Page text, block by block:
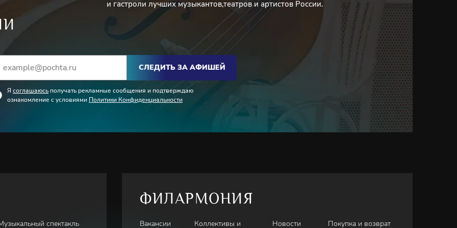
недель искусств
рисования песком/
интерьера,
для кино и сериалов;
и гастроли лучших музыкантов,театров и артистов России.
СЛЕДИТЬ ЗА АФИШЕЙ
Я соглашаюсь получать рекламные сообщения и подтверждаю
ознакомление с условиями Политики Конфиденциальности
спектакль
ФИЛАРМОНИЯ
Вакансии
Коллективы и
Новости
Покупка и возврат